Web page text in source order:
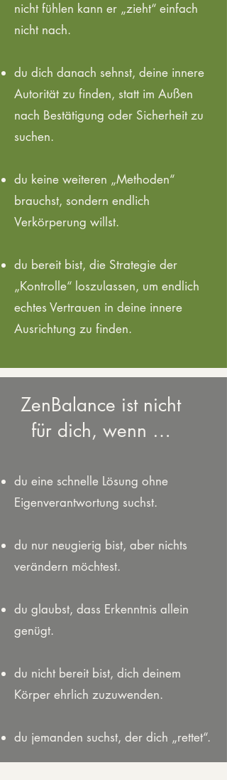
nicht fühlen kann er „zieht“ einfach
nicht nach.
du dich danach sehnst, deine innere
Autorität zu finden, statt im Außen
nach Bestätigung oder Sicherheit zu
suchen.
du keine weiteren „Methoden“
brauchst, sondern endlich
Verkörperung willst.
du bereit bist, die Strategie der
„Kontrolle“ loszulassen, um endlich
echtes Vertrauen in deine innere
Ausrichtung zu finden.
ZenBalance ist nicht
für dich, wenn …
du eine schnelle Lösung ohne
Eigenverantwortung suchst.
du nur neugierig bist, aber nichts
verändern möchtest.
du glaubst, dass Erkenntnis allein
genügt.
du nicht bereit bist, dich deinem
Körper ehrlich zuzuwenden.
du jemanden suchst, der dich „rettet“.